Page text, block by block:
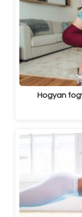
Hogyan